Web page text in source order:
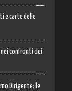
e carte delle
confronti dei
Dirigente: le